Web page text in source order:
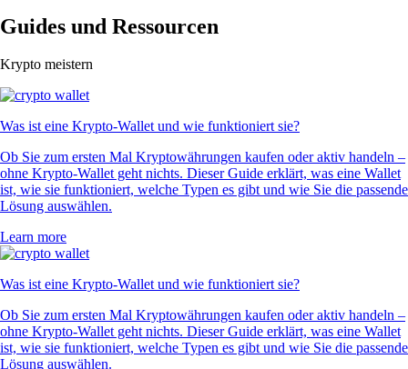
Guides und Ressourcen
Krypto meistern
Was ist eine Krypto-Wallet und wie funktioniert sie?
Ob Sie zum ersten Mal Kryptowährungen kaufen oder aktiv handeln –
ohne Krypto-Wallet geht nichts. Dieser Guide erklärt, was eine Wallet
ist, wie sie funktioniert, welche Typen es gibt und wie Sie die passende
Lösung auswählen.
Learn more
Was ist eine Krypto-Wallet und wie funktioniert sie?
Ob Sie zum ersten Mal Kryptowährungen kaufen oder aktiv handeln –
ohne Krypto-Wallet geht nichts. Dieser Guide erklärt, was eine Wallet
ist, wie sie funktioniert, welche Typen es gibt und wie Sie die passende
Lösung auswählen.